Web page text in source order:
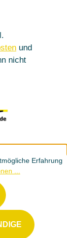
und
nicht
Erfahrung
...